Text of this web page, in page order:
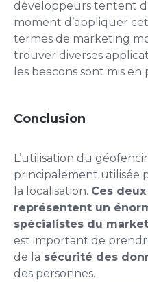
développeurs tentent
moment d’appliquer
termes de marketing
trouver diverses
les beacons sont mis en
Conclusion
L’utilisation du
principalement utilisée
la localisation. Ces
représentent un
spécialistes du
est important de
de la sécurité des
des personnes.